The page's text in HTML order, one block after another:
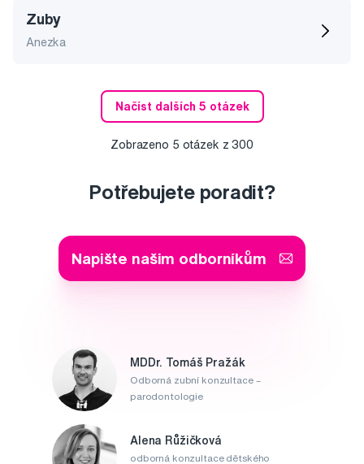
Zuby
Anezka
Načíst dalších 5 otázek
Zobrazeno 5 otázek z300
Potřebujete poradit?
Napište našim odborníkům
MDDr. Tomáš Pražák
Odborná zubní konzultace –
parodontologie
Alena Růžičková
odborná konzultace dětského